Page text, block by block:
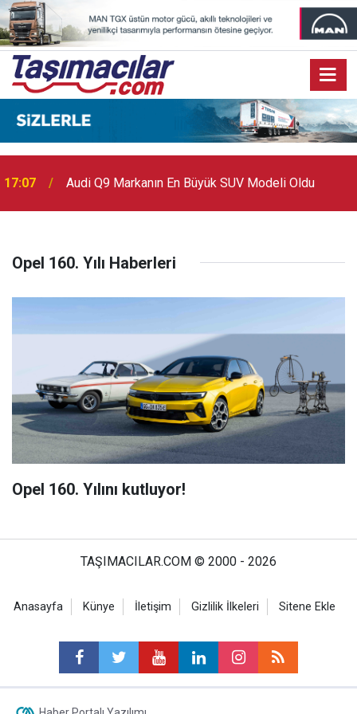
17:07 Audi Q9 Markanın En Büyük SUV Modeli Oldu
Opel 160. Yılı Haberleri
Opel 160. Yılını kutluyor!
TAŞIMACILAR.COM © 2000 - 2026
Anasayfa Künye İletişim Gizlilik İlkeleri Sitene Ekle